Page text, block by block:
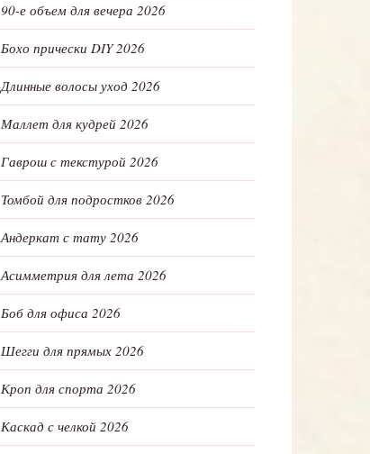
90-е объем для вечера 2026
Бохо прически DIY 2026
Длинные волосы уход 2026
Маллет для кудрей 2026
Гаврош с текстурой 2026
Томбой для подростков 2026
Андеркат с тату 2026
Асимметрия для лета 2026
Боб для офиса 2026
Шегги для прямых 2026
Кроп для спорта 2026
Каскад с челкой 2026